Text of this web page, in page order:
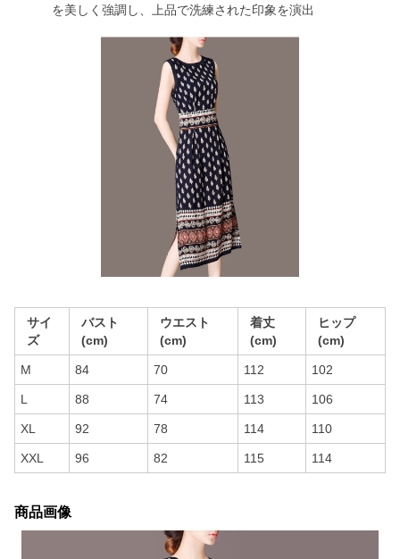
を美しく強調し、上品で洗練された印象を演出
サイ
ズ
バスト
(cm)
ウエスト
(cm)
着丈
(cm)
ヒップ
(cm)
M 84 70 112 102
L 88 74 113 106
XL 92 78 114 110
XXL 96 82 115 114
商品画像